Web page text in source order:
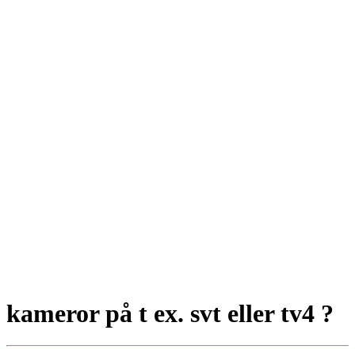
kameror på t ex. svt eller tv4 ?